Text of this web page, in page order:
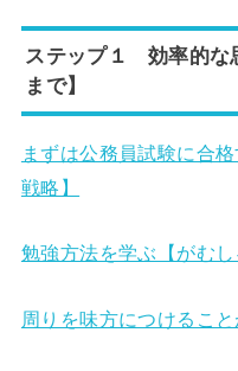
ステップ１ 効率的な
まで】
まずは公務員試験に合
戦略】
勉強方法を学ぶ【がむし
周りを味方につけるこ